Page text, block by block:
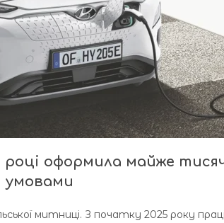
році оформила майже
умовами
митниці. З почaтку 2025 року